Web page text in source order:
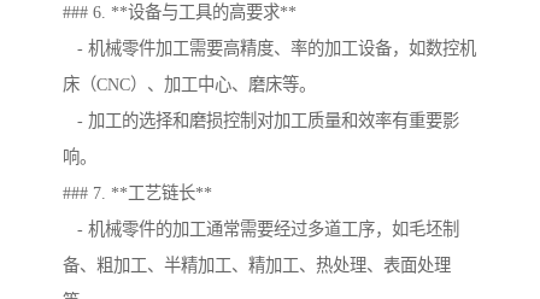
### 6. **设备与工具的高要求**
- 机械零件加工需要高精度、率的加工设备，如数控机
床（CNC）、加工中心、磨床等。
- 加工的选择和磨损控制对加工质量和效率有重要影
响。
### 7. **工艺链长**
- 机械零件的加工通常需要经过多道工序，如毛坯制
备、粗加工、半精加工、精加工、热处理、表面处理